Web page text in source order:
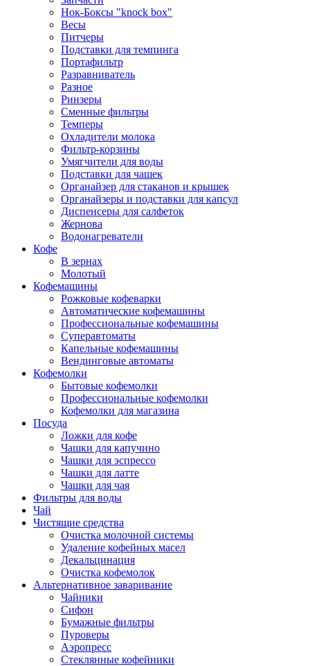
Нок-Боксы "knock box"
Весы
Питчеры
Подставки для темпинга
Портафильтр
Разравниватель
Разное
Ринзеры
Сменные фильтры
Темперы
Охладители молока
Фильтр-корзины
Умягчители для воды
Подставки для чашек
Органайзер для стаканов и крышек
Органайзеры и подставки для капсул
Диспенсеры для салфеток
Жернова
Водонагреватели
Кофе
В зернах
Молотый
Кофемашины
Рожковые кофеварки
Автоматические кофемашины
Профессиональные кофемашины
Суперавтоматы
Капельные кофемашины
Вендинговые автоматы
Кофемолки
Бытовые кофемолки
Профессиональные кофемолки
Кофемолки для магазина
Посуда
Ложки для кофе
Чашки для капучино
Чашки для эспрессо
Чашки для латте
Чашки для чая
Фильтры для воды
Чай
Чистящие средства
Очистка молочной системы
Удаление кофейных масел
Декальцинация
Очистка кофемолок
Альтернативное заваривание
Чайники
Сифон
Бумажные фильтры
Пуроверы
Аэропресс
Стеклянные кофейники